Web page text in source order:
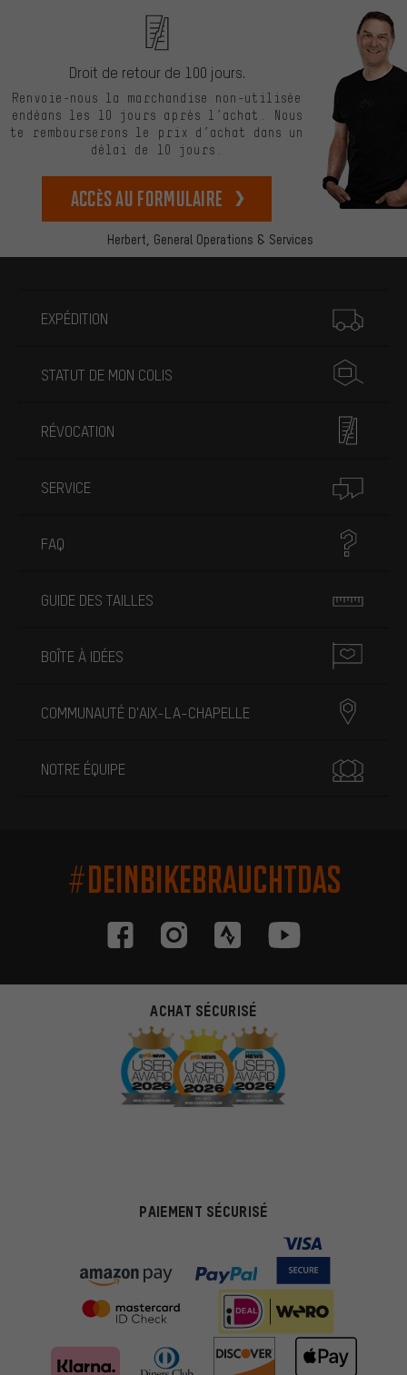
Herbert, General Operations & Services
Droit de retour de 100 jours.
Renvoie-nous la marchandise non-utilisée
endéans les 10 jours après l’achat. Nous
te rembourserons le prix d’achat dans un
délai de 10 jours.
Accès au formulaire
EXPÉDITION
STATUT DE MON COLIS
RÉVOCATION
SERVICE
FAQ
GUIDE DES TAILLES
BOÎTE À IDÉES
COMMUNAUTÉ D'AIX-LA-CHAPELLE
NOTRE ÉQUIPE
#DEINBIKEBRAUCHTDAS
ACHAT SÉCURISÉ
PAIEMENT SÉCURISÉ